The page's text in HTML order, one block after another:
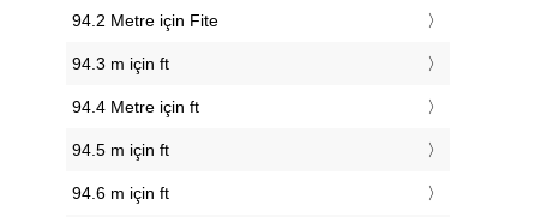
94.2 Metre için Fite
94.3 m için ft
94.4 Metre için ft
94.5 m için ft
94.6 m için ft